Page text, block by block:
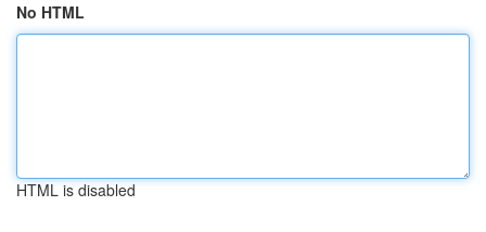
No HTML
HTML is disabled